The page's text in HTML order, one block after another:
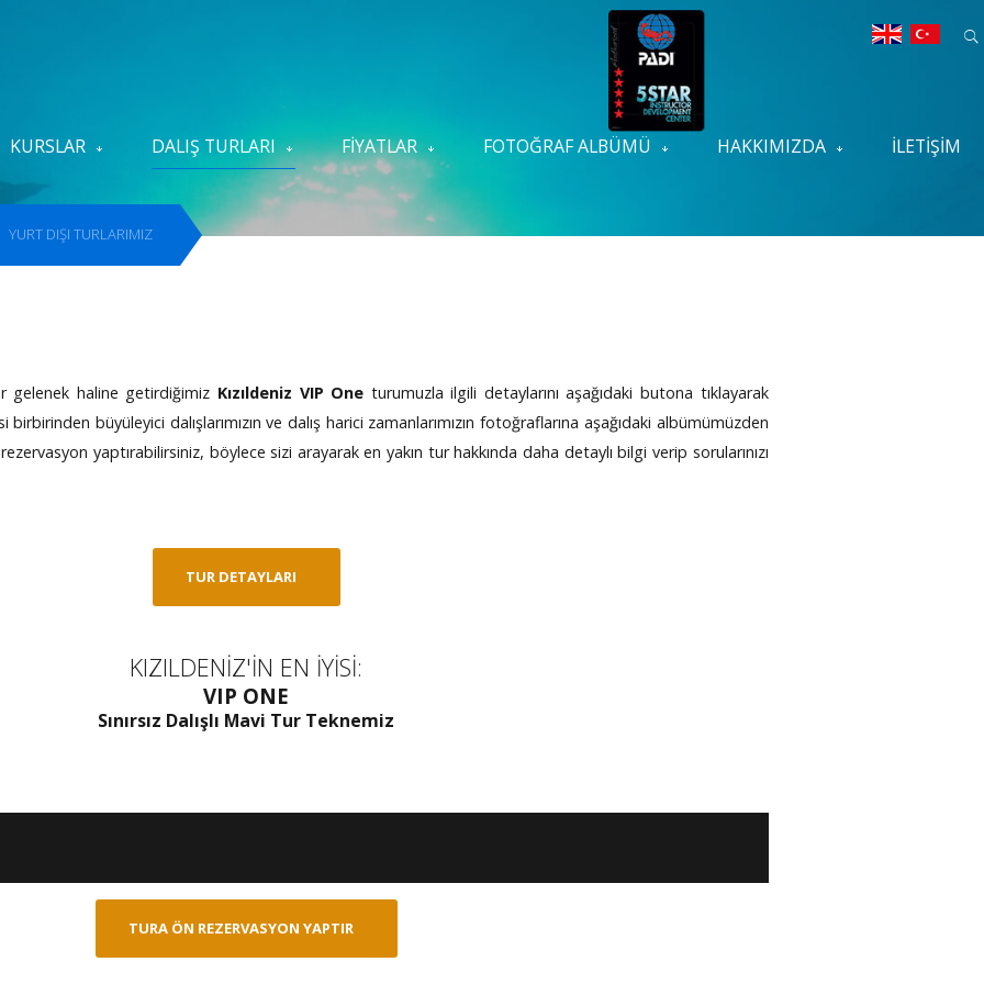
KURSLAR DALIŞ TURLARI FIYATLAR FOTOĞRAF ALBÜMÜ HAKKIMIZDA İLETIŞIM
YURT DIŞI TURLARIMIZ
gelenek haline getirdiğimiz Kızıldeniz VIP One turumuzla ilgili detaylarını aşağıdaki butona tıklayarak
birbirinden büyüleyici dalışlarımızın ve dalış harici zamanlarımızın fotoğraflarına aşağıdaki albümümüzden
yaptırabilirsiniz, böylece sizi arayarak en yakın tur hakkında daha detaylı bilgi verip sorularınızı
TUR DETAYLARI
KIZILDENİZ'İN EN İYİSİ:
VIP ONE
Sınırsız Dalışlı Mavi Tur Teknemiz
TURA ÖN REZERVASYON YAPTIR